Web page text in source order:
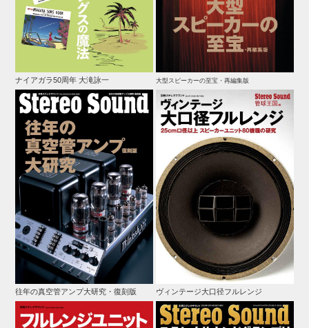
ナイアガラ50周年 大滝詠一 大型スピーカーの至宝・再編集版
往年の真空管アンプ大研究・復刻版 ヴィンテージ大口径フルレンジ